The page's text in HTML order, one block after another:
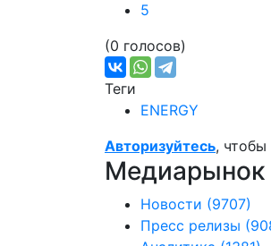
5
(0 голосов)
Теги
ENERGY
Авторизуйтесь,
Медиарынок
Новости (9707)
Пресс релизы